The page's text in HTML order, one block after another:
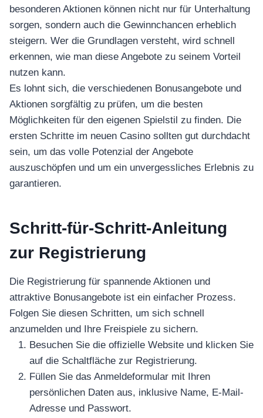
besonderen Aktionen können nicht nur für Unterhaltung
sorgen, sondern auch die Gewinnchancen erheblich
steigern. Wer die Grundlagen versteht, wird schnell
erkennen, wie man diese Angebote zu seinem Vorteil
nutzen kann.
Es lohnt sich, die verschiedenen Bonusangebote und
Aktionen sorgfältig zu prüfen, um die besten
Möglichkeiten für den eigenen Spielstil zu finden. Die
ersten Schritte im neuen Casino sollten gut durchdacht
sein, um das volle Potenzial der Angebote
auszuschöpfen und um ein unvergessliches Erlebnis zu
garantieren.
Schritt-für-Schritt-Anleitung
zur Registrierung
Die Registrierung für spannende Aktionen und
attraktive Bonusangebote ist ein einfacher Prozess.
Folgen Sie diesen Schritten, um sich schnell
anzumelden und Ihre Freispiele zu sichern.
Besuchen Sie die offizielle Website und klicken Sie
auf die Schaltfläche zur Registrierung.
Füllen Sie das Anmeldeformular mit Ihren
persönlichen Daten aus, inklusive Name, E-Mail-
Adresse und Passwort.